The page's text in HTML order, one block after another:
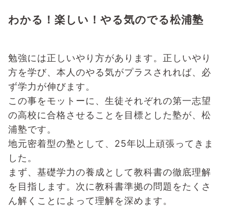
わかる！楽しい！やる気のでる松浦塾
勉強には正しいやり方があります。正しいやり
方を学び、本人のやる気がプラスされれば、必
ず学力が伸びます。
この事をモットーに、生徒それぞれの第一志望
の高校に合格させることを目標とした塾が、松
浦塾です。
地元密着型の塾として、25年以上頑張ってきま
した。
まず、基礎学力の養成として教科書の徹底理解
を目指します。次に教科書準拠の問題をたくさ
ん解くことによって理解を深めます。